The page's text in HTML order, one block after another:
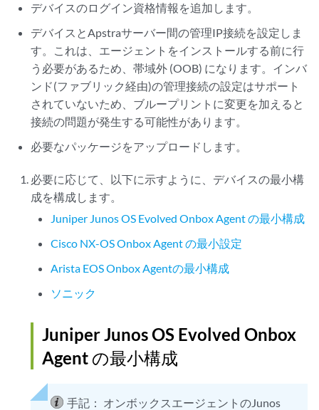
デバイスのログイン資格情報を追加します。
デバイスとApstraサーバー間の管理IP接続を設定しま
す。これは、エージェントをインストールする前に行
う必要があるため、帯域外 (OOB) になります。インバ
ンド(ファブリック経由)の管理接続の設定はサポート
されていないため、ブループリントに変更を加えると
接続の問題が発生する可能性があります。
必要なパッケージをアップロードします。
必要に応じて、以下に示すように、デバイスの最小構
成を構成します。
Juniper Junos OS Evolved Onbox Agent の最小構成
Cisco NX-OS Onbox Agent の最小設定
Arista EOS Onbox Agentの最小構成
ソニック
Juniper Junos OS Evolved Onbox
Agent の最小構成
手記： オンボックスエージェントのJunos